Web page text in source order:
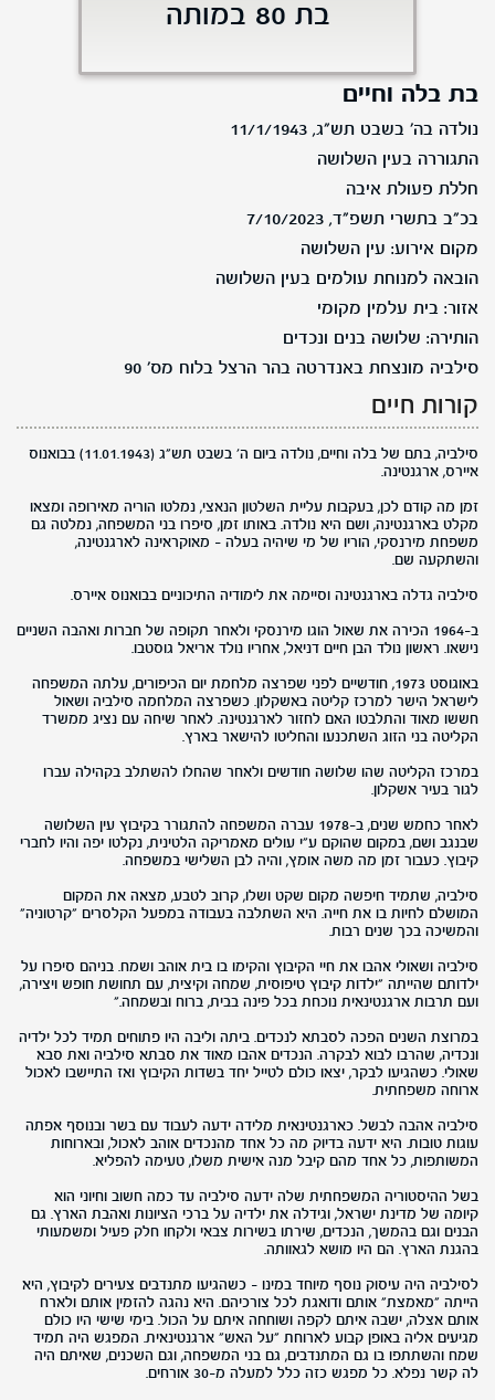
בת 80 במותה
בת בלה וחיים
נולדה בה' בשבט תש"ג, 11/1/1943
התגוררה בעין השלושה
חללת פעולת איבה
בכ"ב בתשרי תשפ"ד, 7/10/2023
מקום אירוע: עין השלושה
הובאה למנוחת עולמים בעין השלושה
אזור: בית עלמין מקומי
הותירה: שלושה בנים ונכדים
סילביה מונצחת באנדרטה בהר הרצל בלוח מס' 90
קורות חיים
סילביה, בתם של בלה וחיים, נולדה ביום ה' בשבט תש"ג (11.01.1943) בבואנוס
איירס, ארגנטינה.
זמן מה קודם לכן, בעקבות עליית השלטון הנאצי, נמלטו הוריה מאירופה ומצאו
מקלט בארגנטינה, ושם היא נולדה. באותו זמן, סיפרו בני המשפחה, נמלטה גם
משפחת מירנסקי, הוריו של מי שיהיה בעלה - מאוקראינה לארגנטינה,
והשתקעה שם.
סילביה גדלה בארגנטינה וסיימה את לימודיה התיכוניים בבואנוס איירס.
ב-1964 הכירה את שאול הוגו מירנסקי ולאחר תקופה של חברות ואהבה השניים
נישאו. ראשון נולד הבן חיים דניאל, אחריו נולד אריאל גוסטבו.
באוגוסט 1973, חודשיים לפני שפרצה מלחמת יום הכיפורים, עלתה המשפחה
לישראל הישר למרכז קליטה באשקלון. כשפרצה המלחמה סילביה ושאול
חששו מאוד והתלבטו האם לחזור לארגנטינה. לאחר שיחה עם נציג ממשרד
הקליטה בני הזוג השתכנעו והחליטו להישאר בארץ.
במרכז הקליטה שהו שלושה חודשים ולאחר שהחלו להשתלב בקהילה עברו
לגור בעיר אשקלון.
לאחר כחמש שנים, ב-1978 עברה המשפחה להתגורר בקיבוץ עין השלושה
שבנגב ושם, במקום שהוקם ע"י עולים מאמריקה הלטינית, נקלטו יפה והיו לחברי
קיבוץ. כעבור זמן מה משה אומץ, והיה לבן השלישי במשפחה.
סילביה, שתמיד חיפשה מקום שקט ושלו, קרוב לטבע, מצאה את המקום
המושלם לחיות בו את חייה. היא השתלבה בעבודה במפעל הקלסרים "קרטוניה"
והמשיכה בכך שנים רבות.
סילביה ושאולי אהבו את חיי הקיבוץ והקימו בו בית אוהב ושמח. בניהם סיפרו על
ילדותם שהייתה "ילדות קיבוץ טיפוסית, שמחה וקיצית, עם תחושת חופש ויצירה,
ועם תרבות ארגנטינאית נוכחת בכל פינה בבית, ברוח ובשמחה."
במרוצת השנים הפכה לסבתא לנכדים. ביתה וליבה היו פתוחים תמיד לכל ילדיה
ונכדיה, שהרבו לבוא לבקרה. הנכדים אהבו מאוד את סבתא סילביה ואת סבא
שאולי. כשהגיעו לבקר, יצאו כולם לטייל יחד בשדות הקיבוץ ואז התיישבו לאכול
ארוחה משפחתית.
סילביה אהבה לבשל. כארגנטינאית מלידה ידעה לעבוד עם בשר ובנוסף אפתה
עוגות טובות. היא ידעה בדיוק מה כל אחד מהנכדים אוהב לאכול, ובארוחות
המשותפות, כל אחד מהם קיבל מנה אישית משלו, טעימה להפליא.
בשל ההיסטוריה המשפחתית שלה ידעה סילביה עד כמה חשוב וחיוני הוא
קיומה של מדינת ישראל, וגידלה את ילדיה על ברכי הציונות ואהבת הארץ. גם
הבנים וגם בהמשך, הנכדים, שירתו בשירות צבאי ולקחו חלק פעיל ומשמעותי
בהגנת הארץ. הם היו מושא לגאוותה.
לסילביה היה עיסוק נוסף מיוחד במינו – כשהגיעו מתנדבים צעירים לקיבוץ, היא
הייתה "מאמצת" אותם ודואגת לכל צורכיהם. היא נהגה להזמין אותם ולארח
אותם אצלה, ישבה איתם לקפה ושוחחה איתם על הכול. בימי שישי היו כולם
מגיעים אליה באופן קבוע לארוחת "על האש" ארגנטינאית. המפגש היה תמיד
שמח והשתתפו בו גם המתנדבים, גם בני המשפחה, וגם השכנים, שאיתם היה
לה קשר נפלא. כל מפגש כזה כלל למעלה מ-30 אורחים.